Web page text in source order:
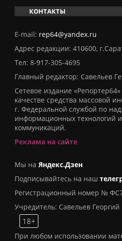
КОНТАКТЫ
E-mail: rep64@yandex.ru
Адрес редакции: 410600,
Тел: 8-917-305-4695
Главный редактор: Савельев
Сетевое издание
качестве средства массовой
г. Федеральной службой по
информационных технологий
коммуникаций.
Реклама на сайте
Мы на Яндекс.Дзен
Подписывайтесь на наш
Регистрационный номер №
Учредитель: Савельев
18+
При любом использовании